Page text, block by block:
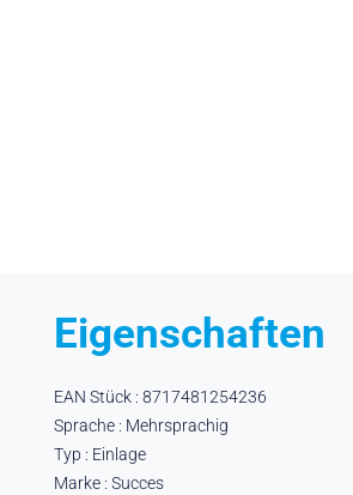
Eigenschaften
EAN Stück : 8717481254236
Sprache : Mehrsprachig
Typ : Einlage
Marke : Succes